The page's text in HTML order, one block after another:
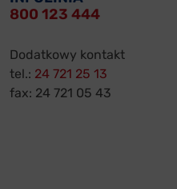
800 123 444
Dodatkowy kontakt
tel.: 24 721 25 13
fax: 24 721 05 43